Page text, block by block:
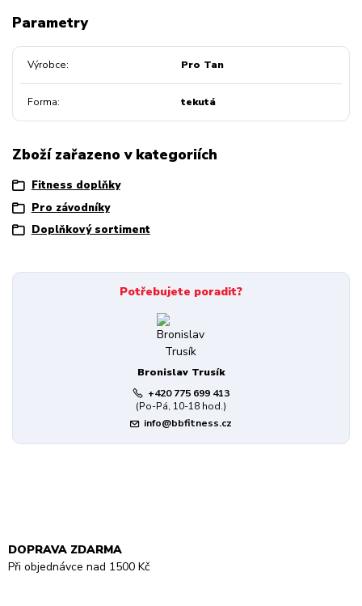
Parametry
Výrobce Pro Tan
Forma tekutá
Zboží zařazeno v kategoriích
Fitness doplňky
Pro závodníky
Doplňkový sortiment
Potřebujete poradit?
Bronislav Trusík
+420 775 699 413
(Po-Pá, 10-18 hod.)
info@bbfitness.cz
DOPRAVA ZDARMA
Při objednávce nad 1500 Kč